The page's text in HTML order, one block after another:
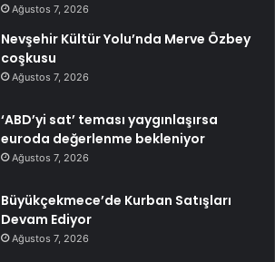
Ağustos 7, 2026
Nevşehir Kültür Yolu’nda Merve Özbey
coşkusu
Ağustos 7, 2026
‘ABD’yi sat’ teması yaygınlaşırsa
euroda değerlenme bekleniyor
Ağustos 7, 2026
Büyükçekmece’de Kurban Satışları
Devam Ediyor
Ağustos 7, 2026